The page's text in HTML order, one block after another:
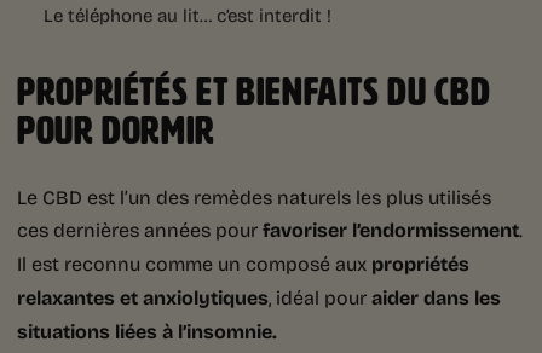
Le téléphone au lit… c’est interdit !
PROPRIÉTÉS ET BIENFAITS DU CBD
POUR DORMIR
Le CBD est l’un des remèdes naturels les plus utilisés
ces dernières années pourfavoriser l’endormissement.
Il est reconnu comme un composé aux propriétés
relaxantes et anxiolytiques, idéal pouraider dans les
situations liées à l’insomnie.